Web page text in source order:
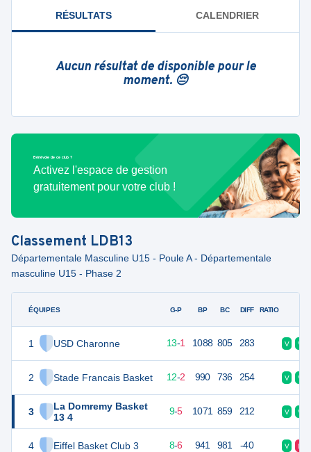
RÉSULTATS CALENDRIER
Aucun résultat de disponible pour le
moment. 😔
Bénévole de ce club ?
Activez l'espace de gestion
gratuitement pour votre club !
Classement LDB13
Départementale Masculine U15 - Poule A - Départementale
masculine U15 - Phase 2
ÉQUIPES
1 USD Charonne
2 Stade Francais Basket
3
La Domremy Basket
13 4
4 Eiffel Basket Club 3
G-P BP BC DIFF RATIO
13-1 1088 805 283 V V
26 14 12-2 990 736 254 V V
23 14 9-5 1071 859 212 V V
22 8-6 941 981 -40 V D